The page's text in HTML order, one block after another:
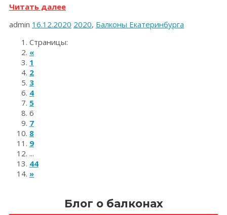
Читать далее«Остекление
утепление
Екатеринбург,
admin 16.12.2020 2020, Балконы Екатеринбурга
Страницы:
«
1
2
3
4
5
6
7
8
9
...
44
»
Блог о балконах